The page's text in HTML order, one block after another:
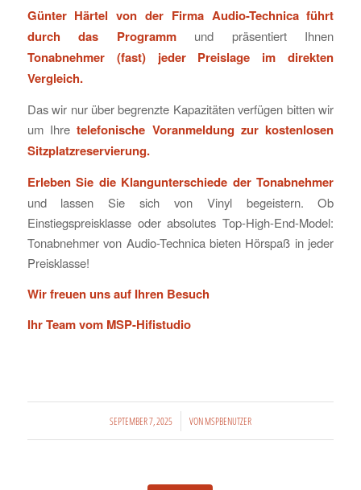
Günter Härtel von der Firma Audio-Technica führt
durch das Programmund präsentiert Ihnen
Tonabnehmer (fast) jeder Preislage im direkten
Vergleich.
Das wir nur über begrenzte Kapazitäten verfügen bitten wir
um Ihretelefonische Voranmeldung zur kostenlosen
Sitzplatzreservierung.
Erleben Sie die Klangunterschiede der Tonabnehmer
und lassen Sie sich von Vinyl begeistern. Ob
Einstiegspreisklasse oder absolutes Top-High-End-Model:
Tonabnehmer von Audio-Technica bieten Hörspaß in jeder
Preisklasse!
Wir freuen uns auf Ihren Besuch
Ihr Team vom MSP-Hifistudio
SEPTEMBER 7, 2025
/ VONMSPBENUTZER